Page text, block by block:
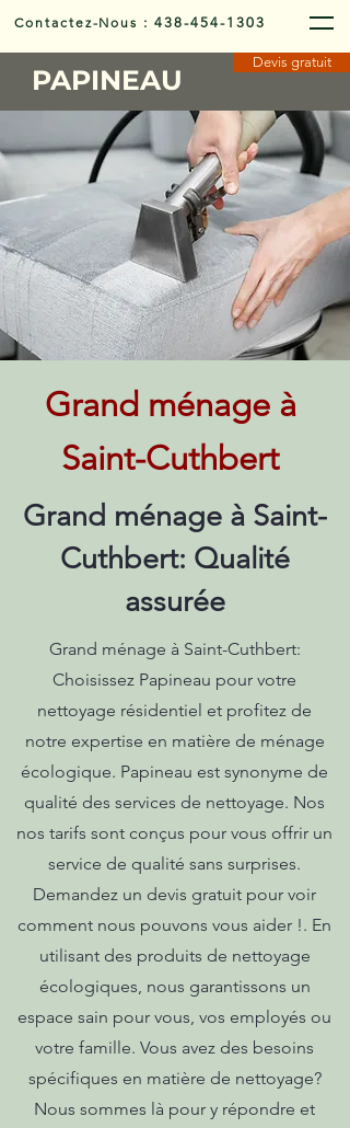
Contactez-Nous :438-454-1303
PAPINEAU
Devis gratuit
Grand ménage à
Saint-Cuthbert
Grand ménage à Saint-
Cuthbert: Qualité
assurée
Grand ménage à Saint-Cuthbert:
Choisissez Papineau pour votre
nettoyage résidentiel et profitez de
notre expertise en matière de ménage
écologique. Papineau est synonyme de
qualité des services de nettoyage. Nos
nos tarifs sont conçus pour vous offrir un
service de qualité sans surprises.
Demandez un devis gratuit pour voir
comment nous pouvons vous aider !. En
utilisant des produits de nettoyage
écologiques, nous garantissons un
espace sain pour vous, vos employés ou
votre famille. Vous avez des besoins
spécifiques en matière de nettoyage?
Nous sommes là pour y répondre et